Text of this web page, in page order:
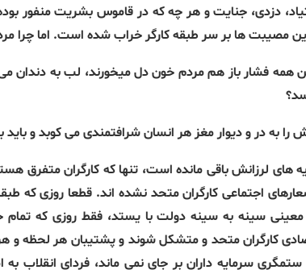
دزدی، جنایت و هر چه که در قاموس بشریت منفور
مصیبت ها بر سر طبقه کارگر خراب شده است. اما چرا
همه فشار باز هم مردم خون دل میخورند، لب به دندان
به در و دیوار مغز هر انسان شرافتمندی می کوبد و
های لرزانش باقی مانده است، تنها که کارگران متفرق
اجتماعی کارگران متحد نشده اند. قطعا روزی
سینه به سینه دولت با یستد، فقط روزی که
کارگران متحد و متشکل شوند و پشتیبان هر لحظه و هر
سرمایه داران بر جای نمی ماند، فردای انقلاب به